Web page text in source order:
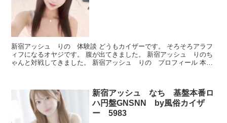
新宿アッシュ りの 体験談 どうもカイザーです。 そろそろアラフ
ィフになるオヤジです。 腹が出てきました。 新宿アッシュ りのち
ゃんと対戦してきました。 新宿アッシュ りの プロフィール 本番
新宿アッシュ なち 基盤本番ロ
ハ円盤GNSNN by風俗カイザ
ー 5983